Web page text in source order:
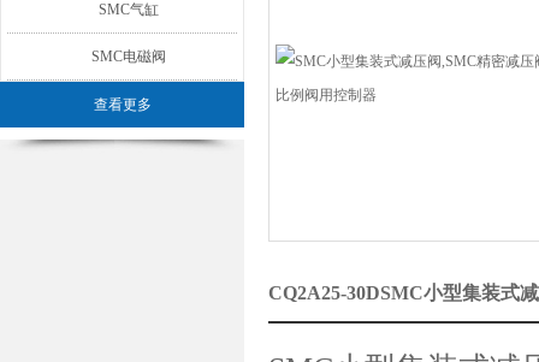
SMC气缸
SMC电磁阀
查看更多
CQ2A25-30DSMC小型集装式